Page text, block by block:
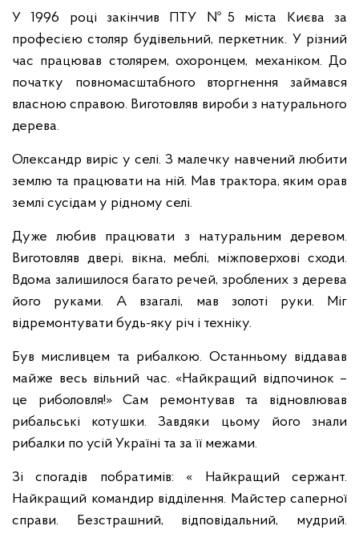
У 1996 році закінчив ПТУ №5 міста Києва за
професією столяр будівельний, перкетник. У різний
час працював столярем, охоронцем, механіком. До
початку повномасштабного вторгнення займався
власною справою. Виготовляв вироби з натурального
дерева.
Олександр виріс у селі. З малечку навчений любити
землю та працювати на ній. Мав трактора, яким орав
землі сусідам у рідному селі.
Дуже любив працювати з натуральним деревом.
Виготовляв двері, вікна, меблі, міжповерхові сходи.
Вдома залишилося багато речей, зроблених з дерева
його руками. А взагалі, мав золоті руки. Міг
відремонтувати будь-яку річ і техніку.
Був мисливцем та рибалкою. Останньому віддавав
майже весь вільний час. «Найкращий відпочинок –
це риболовля!» Сам ремонтував та відновлював
рибальські котушки. Завдяки цьому його знали
рибалки по усій Україні та за її межами.
Зі спогадів побратимів: « Найкращий сержант.
Найкращий командир відділення. Майстер саперної
справи. Безстрашний, відповідальний, мудрий.